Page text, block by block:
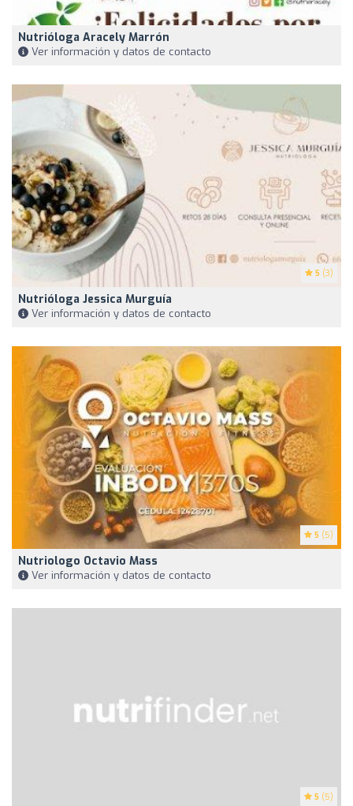
Nutrióloga Aracely Marrón
Ver información y datos de contacto
5 (3)
Nutrióloga Jessica Murguía
Ver información y datos de contacto
5 (5)
Nutriologo Octavio Mass
Ver información y datos de contacto
5 (5)